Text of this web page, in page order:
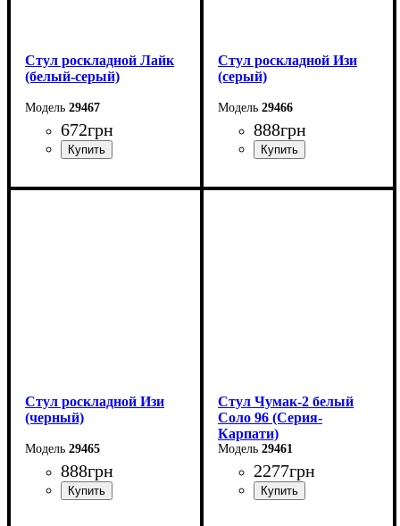
Стул роскладной Лайк
(белый-серый)
29467
672грн
Ширина: 46 см
Стул роскладной Изи
(серый)
29466
888грн
Ширина: 47 см
Стул роскладной Изи
(черный)
29465
888грн
Cтул Чумак-2 белый
Соло 96 (Серия-
Карпати)
29461
2277грн